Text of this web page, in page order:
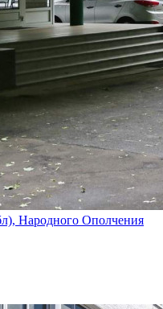
Народного Ополчения